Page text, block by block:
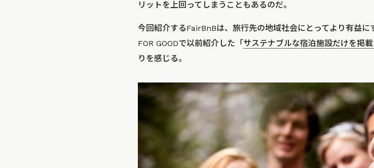
リットを上回ってしまうこともあるのだ。
今回紹介するFairBnBは、旅行先の地域社会にとってより有益
FOR GOODで以前紹介した「サステナブルな宿泊施設だけを掲
りを感じる。